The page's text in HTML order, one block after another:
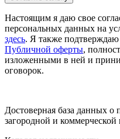
Настоящим я даю свое
персональных данных на
здесь. Я также подтверждаю
Публичной оферты,
изложенными в ней и
оговорок.
Достоверная база данных
загородной и